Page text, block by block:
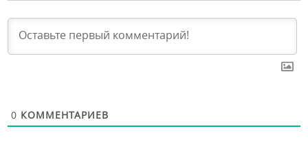
0 КОММЕНТАРИЕВ